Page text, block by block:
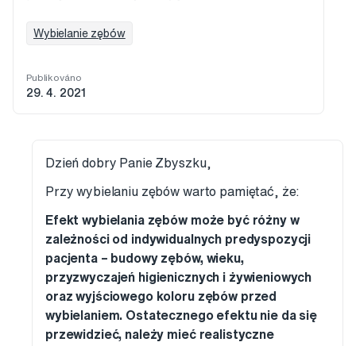
Wybielanie zębów
Publikováno
29. 4. 2021
Dzień dobry Panie Zbyszku,
Przy wybielaniu zębów warto pamiętać, że:
Efekt wybielania zębów może być różny w
zależności od indywidualnych predyspozycji
pacjenta – budowy zębów, wieku,
przyzwyczajeń higienicznych i żywieniowych
oraz wyjściowego koloru zębów przed
wybielaniem. Ostatecznego efektu nie da się
przewidzieć, należy mieć realistyczne